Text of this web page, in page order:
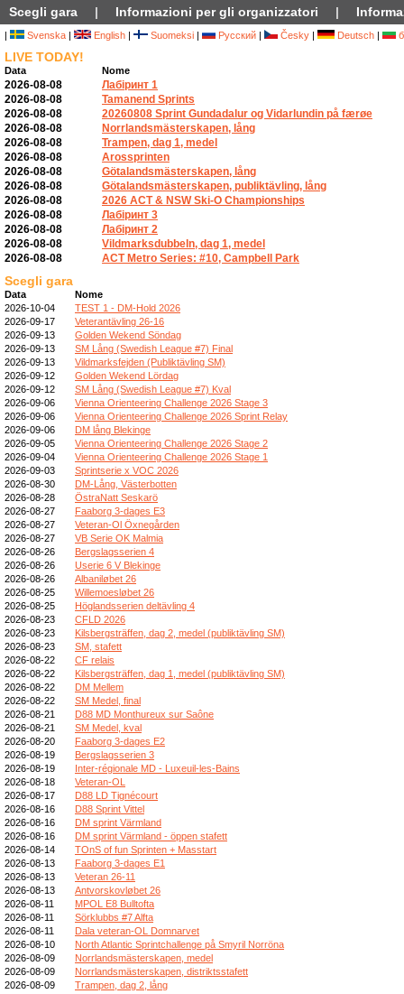
Scegli gara | Informazioni per gli organizzatori |
| Svenska | English | Suomeksi | Русский | Česky | Deutsch |
LIVE TODAY!
Data Nome
2026-08-08
Лабіринт 1
2026-08-08
Tamanend Sprints
2026-08-08
20260808 Sprint Gundadalur og Vidarlundin på færøe
2026-08-08
Norrlandsmästerskapen, lång
2026-08-08
Trampen, dag 1, medel
2026-08-08
Arossprinten
2026-08-08
Götalandsmästerskapen, lång
2026-08-08
Götalandsmästerskapen, publiktävling, lång
2026-08-08
2026 ACT & NSW Ski-O Championships
2026-08-08
Лабіринт 3
2026-08-08
Лабіринт 2
2026-08-08
Vildmarksdubbeln, dag 1, medel
2026-08-08
ACT Metro Series: #10, Campbell Park
Scegli gara
Data
Nome
2026-10-04
TEST 1 - DM-Hold 2026
2026-09-17
Veterantävling 26-16
2026-09-13
Golden Wekend Söndag
2026-09-13
SM Lång (Swedish League #7) Final
2026-09-13
Vildmarksfejden (Publiktävling SM)
2026-09-12
Golden Wekend Lördag
2026-09-12
SM Lång (Swedish League #7) Kval
2026-09-06
Vienna Orienteering Challenge 2026 Stage 3
2026-09-06
Vienna Orienteering Challenge 2026 Sprint Relay
2026-09-06
DM lång Blekinge
2026-09-05
Vienna Orienteering Challenge 2026 Stage 2
2026-09-04
Vienna Orienteering Challenge 2026 Stage 1
2026-09-03
Sprintserie x VOC 2026
2026-08-30
DM-Lång, Västerbotten
2026-08-28
ÖstraNatt Seskarö
2026-08-27
Faaborg 3-dages E3
2026-08-27
Veteran-Ol Öxnegården
2026-08-27
VB Serie OK Malmia
2026-08-26
Bergslagsserien 4
2026-08-26
Userie 6 V Blekinge
2026-08-26
Albaniløbet 26
2026-08-25
Willemoesløbet 26
2026-08-25
Höglandsserien deltävling 4
2026-08-23
CFLD 2026
2026-08-23
Kilsbergsträffen, dag 2, medel (publiktävling SM)
2026-08-23
SM, stafett
2026-08-22
CF relais
2026-08-22
Kilsbergsträffen, dag 1, medel (publiktävling SM)
2026-08-22
DM Mellem
2026-08-22
SM Medel, final
2026-08-21
D88 MD Monthureux sur Saône
2026-08-21
SM Medel, kval
2026-08-20
Faaborg 3-dages E2
2026-08-19
Bergslagsserien 3
2026-08-19
Inter-régionale MD - Luxeuil-les-Bains
2026-08-18
Veteran-OL
2026-08-17
D88 LD Tignécourt
2026-08-16
D88 Sprint Vittel
2026-08-16
DM sprint Värmland
2026-08-16
DM sprint Värmland - öppen stafett
2026-08-14
TOnS of fun Sprinten + Masstart
2026-08-13
Faaborg 3-dages E1
2026-08-13
Veteran 26-11
2026-08-13
Antvorskovløbet 26
2026-08-11
MPOL E8 Bulltofta
2026-08-11
Sörklubbs #7 Alfta
2026-08-11
Dala veteran-OL Domnarvet
2026-08-10
North Atlantic Sprintchallenge på Smyril Norröna
2026-08-09
Norrlandsmästerskapen, medel
2026-08-09
Norrlandsmästerskapen, distriktsstafett
2026-08-09
Trampen, dag 2, lång